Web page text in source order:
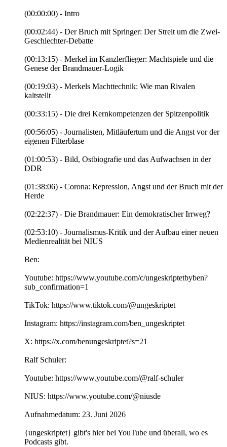
(00:00:00) - Intro
(00:02:44) - Der Bruch mit Springer: Der Streit um die Zwei-
Geschlechter-Debatte
(00:13:15) - Merkel im Kanzlerflieger: Machtspiele und die
Genese der Brandmauer-Logik
(00:19:03) - Merkels Machttechnik: Wie man Rivalen
kaltstellt
(00:33:15) - Die drei Kernkompetenzen der Spitzenpolitik
(00:56:05) - Journalisten, Mitläufertum und die Angst vor der
eigenen Filterblase
(01:00:53) - Bild, Ostbiografie und das Aufwachsen in der
DDR
(01:38:06) - Corona: Repression, Angst und der Bruch mit der
Herde
(02:22:37) - Die Brandmauer: Ein demokratischer Irrweg?
(02:53:10) - Journalismus-Kritik und der Aufbau einer neuen
Medienrealität bei NIUS
Ben:
Youtube: https://www.youtube.com/c/ungeskriptetbyben?
sub_confirmation=1
TikTok: https://www.tiktok.com/@ungeskriptet
Instagram: https://instagram.com/ben_ungeskriptet
X: https://x.com/benungeskriptet?s=21
Ralf Schuler:
Youtube: https://www.youtube.com/@ralf-schuler
NIUS: https://www.youtube.com/@niusde
Aufnahmedatum: 23. Juni 2026
{ungeskriptet} gibt's hier bei YouTube und überall, wo es
Podcasts gibt.